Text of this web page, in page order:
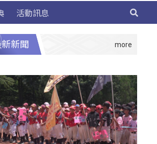
活動訊息
新聞